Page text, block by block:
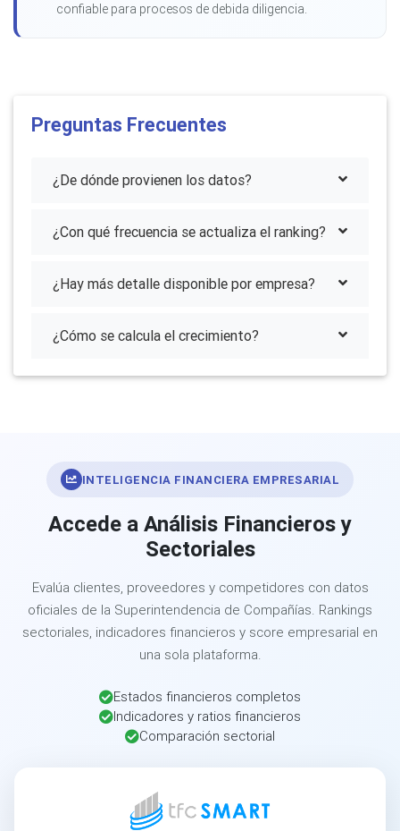
confiable para procesos de debida diligencia.
Preguntas Frecuentes
¿De dónde provienen los datos?
¿Con qué frecuencia se actualiza el ranking?
¿Hay más detalle disponible por empresa?
¿Cómo se calcula el crecimiento?
INTELIGENCIA FINANCIERA EMPRESARIAL
Accede a Análisis Financieros y
Sectoriales
Evalúa clientes, proveedores y competidores con datos
oficiales de la Superintendencia de Compañías. Rankings
sectoriales, indicadores financieros y score empresarial en
una sola plataforma.
Estados financieros completos
Indicadores y ratios financieros
Comparación sectorial